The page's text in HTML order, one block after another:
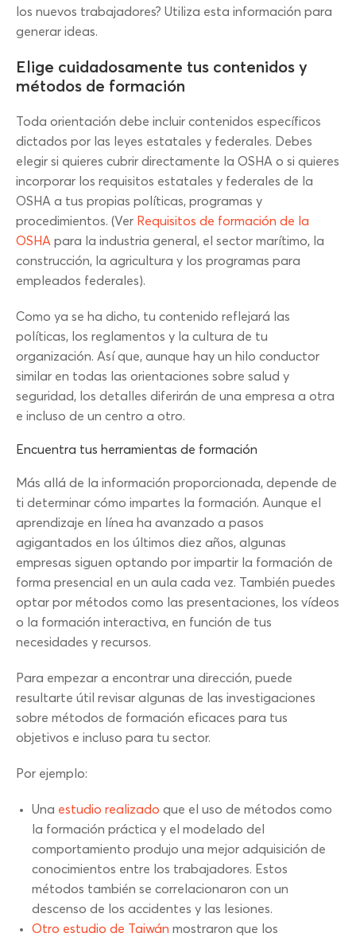
los nuevos trabajadores? Utiliza esta información para
generar ideas.
Elige cuidadosamente tus contenidos y
métodos de formación
Toda orientación debe incluir contenidos específicos
dictados por las leyes estatales y federales. Debes
elegir si quieres cubrir directamente la OSHA o si quieres
incorporar los requisitos estatales y federales de la
OSHA a tus propias políticas, programas y
procedimientos. (Ver Requisitos de formación de la
OSHA para la industria general, el sector marítimo, la
construcción, la agricultura y los programas para
empleados federales).
Como ya se ha dicho, tu contenido reflejará las
políticas, los reglamentos y la cultura de tu
organización. Así que, aunque hay un hilo conductor
similar en todas las orientaciones sobre salud y
seguridad, los detalles diferirán de una empresa a otra
e incluso de un centro a otro.
Encuentra tus herramientas de formación
Más allá de la información proporcionada, depende de
ti determinar cómo impartes la formación. Aunque el
aprendizaje en línea ha avanzado a pasos
agigantados en los últimos diez años, algunas
empresas siguen optando por impartir la formación de
forma presencial en un aula cada vez. También puedes
optar por métodos como las presentaciones, los vídeos
o la formación interactiva, en función de tus
necesidades y recursos.
Para empezar a encontrar una dirección, puede
resultarte útil revisar algunas de las investigaciones
sobre métodos de formación eficaces para tus
objetivos e incluso para tu sector.
Por ejemplo:
Una estudio realizado que el uso de métodos como
la formación práctica y el modelado del
comportamiento produjo una mejor adquisición de
conocimientos entre los trabajadores. Estos
métodos también se correlacionaron con un
descenso de los accidentes y las lesiones.
Otro estudio de Taiwán mostraron que los